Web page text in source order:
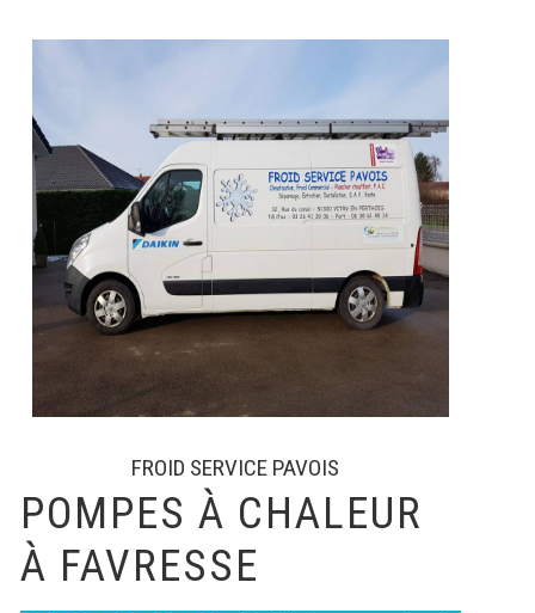
FROID SERVICE PAVOIS
POMPES À CHALEUR
À FAVRESSE